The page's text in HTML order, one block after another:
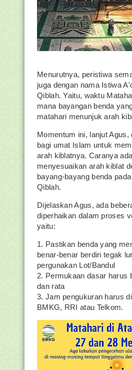
Menurutnya, peristiwa
juga dengan nama Istiwa
Qiblah. Yaitu, waktu
mana bayangan benda
matahari menunjuk arah
Momentum ini, lanjut Agus,
bagi umat Islam untuk
arah kiblatnya. Caranya
menyesuaikan arah kiblat
bayang-bayang benda
Qiblah.
Dijelaskan Agus, ada
diperhaikan dalam proses
yaitu:
1. Pastikan benda yang
benar-benar berdiri tegak
pergunakan Lot/Bandul
2. Permukaan dasar harus
dan rata
3. Jam pengukuran harus
BMKG, RRI atau Telkom.